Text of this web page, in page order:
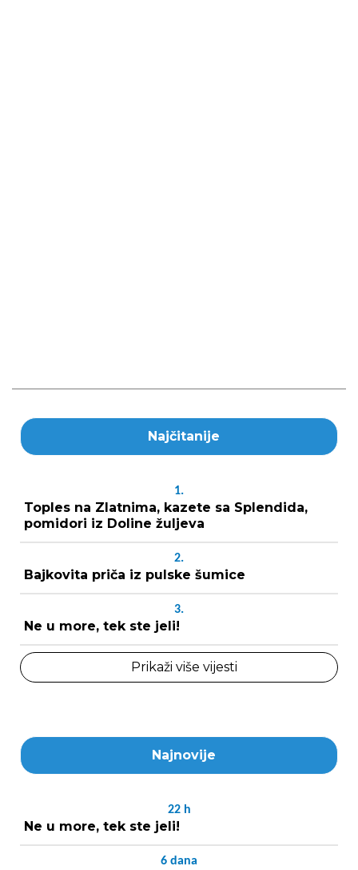
Najčitanije
1.
Toples na Zlatnima, kazete sa Splendida,
pomidori iz Doline žuljeva
2.
Bajkovita priča iz pulske šumice
3.
Ne u more, tek ste jeli!
Prikaži više vijesti
Najnovije
22 h
Ne u more, tek ste jeli!
6 dana